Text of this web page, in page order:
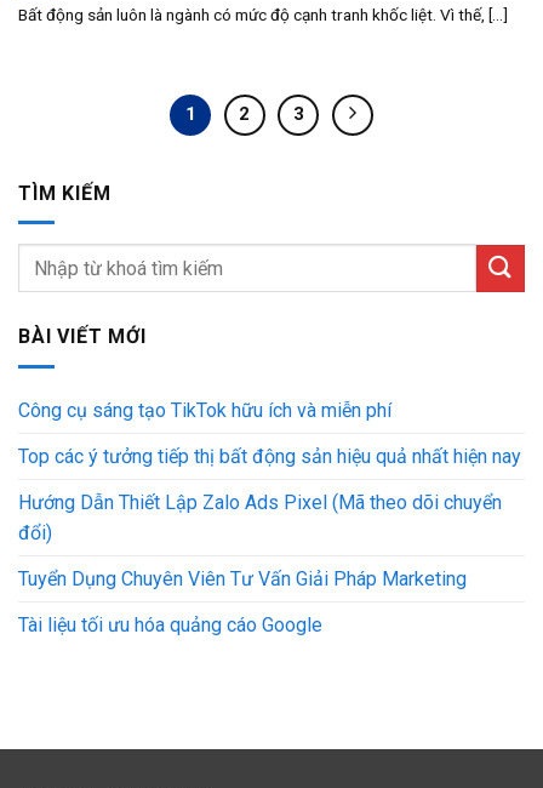
Bất động sản luôn là ngành có mức độ cạnh tranh khốc liệt. Vì thế, [...]
1 2 3
TÌM KIẾM
BÀI VIẾT MỚI
Công cụ sáng tạo TikTok hữu ích và miễn phí
Top các ý tưởng tiếp thị bất động sản hiệu quả nhất hiện nay
Hướng Dẫn Thiết Lập Zalo Ads Pixel (Mã theo dõi chuyển
đổi)
Tuyển Dụng Chuyên Viên Tư Vấn Giải Pháp Marketing
Tài liệu tối ưu hóa quảng cáo Google